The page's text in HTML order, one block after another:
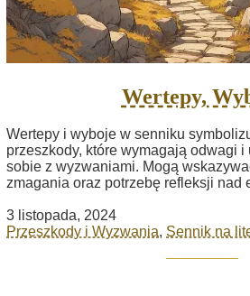
Wertepy,
Wertepy i wyboje w senniku
przeszkody, które wymagają odwagi
sobie z wyzwaniami. Mogą
zmagania oraz potrzebę refleksji nad
3 listopada, 2024
Przeszkody i Wyzwania, Sennik na